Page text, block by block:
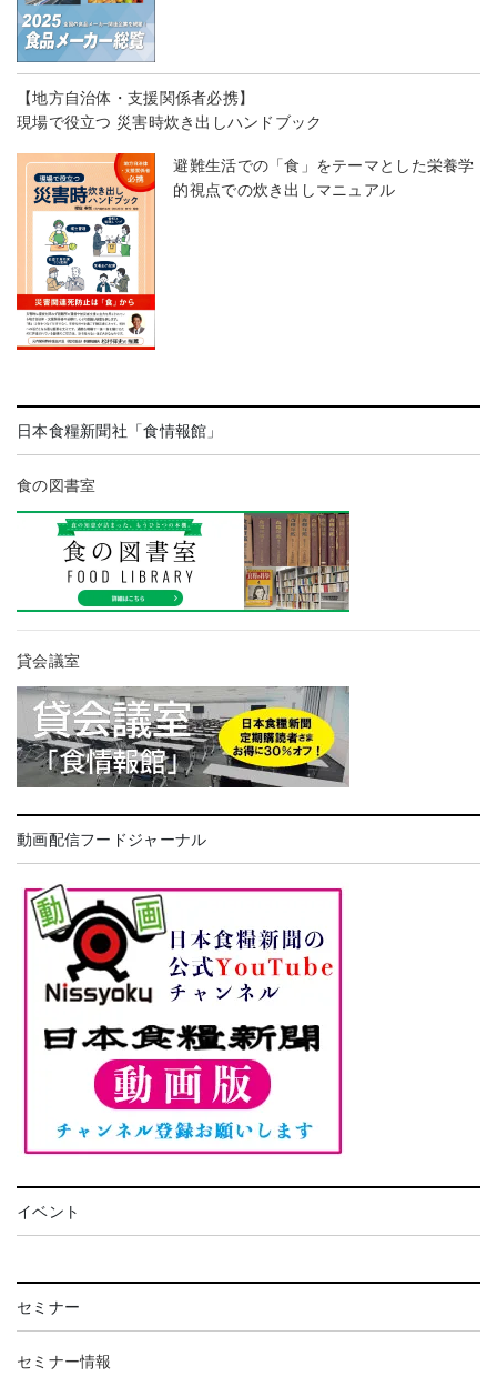
【地方自治体・支援関係者必携】
現場で役立つ 災害時炊き出しハンドブック
避難生活での「食」をテーマとした栄養学
的視点での炊き出しマニュアル
日本食糧新聞社「食情報館」
食の図書室
貸会議室
動画配信フードジャーナル
イベント
セミナー
セミナー情報